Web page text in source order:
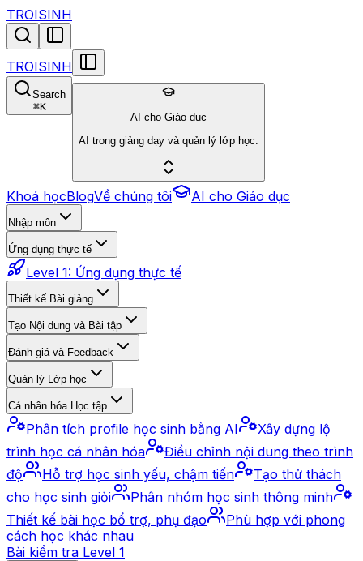
TROISINH
TROISINH
Search
⌘K
AI cho Giáo dục
AI trong giảng dạy và quản lý lớp học.
Khoá họcBlogVề chúng tôi AI cho Giáo dục
Nhập môn
Ứng dụng thực tế
Level 1: Ứng dụng thực tế
Thiết kế Bài giảng
Tạo Nội dung và Bài tập
Đánh giá và Feedback
Quản lý Lớp học
Cá nhân hóa Học tập
Phân tích profile học sinh bằng AI
Xây dựng lộ
trình học cá nhân hóa
Điều chỉnh nội dung theo trình
độ
Hỗ trợ học sinh yếu, chậm tiến
Tạo thử thách
cho học sinh giỏi
Phân nhóm học sinh thông minh
Thiết kế bài học bổ trợ, phụ đạo
Phù hợp với phong
cách học khác nhau
Bài kiểm tra Level 1